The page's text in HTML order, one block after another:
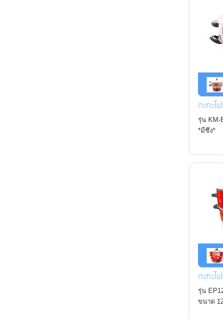
กะทะ
รุ่น KM-
*มีซึง*
กะทะ
รุ่น
ขนาด